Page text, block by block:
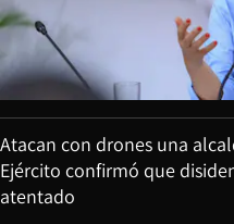
Atacan con drones una
Ejército confirmó que
atentado